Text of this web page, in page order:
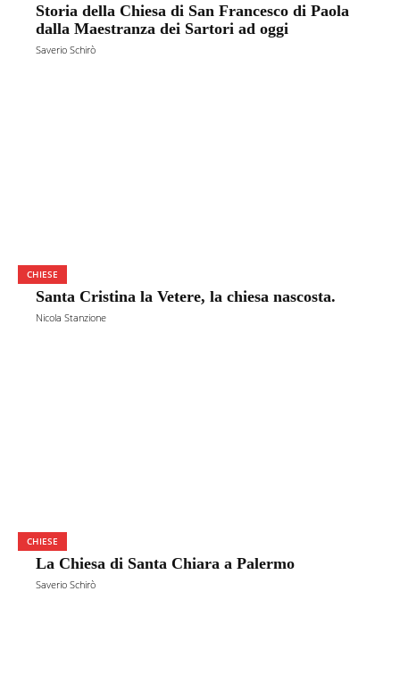
Storia della Chiesa di San Francesco di Paola
dalla Maestranza dei Sartori ad oggi
Saverio Schirò
CHIESE
Santa Cristina la Vetere, la chiesa nascosta.
Nicola Stanzione
CHIESE
La Chiesa di Santa Chiara a Palermo
Saverio Schirò